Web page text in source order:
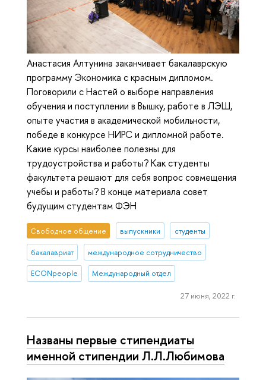
Анастасия Алтунина заканчивает бакалаврскую
программу Экономика с красным дипломом.
Поговорили с Настей о выборе направления
обучения и поступлении в Вышку, работе в ЛЭШ,
опыте участия в академической мобильности,
победе в конкурсе НИРС и дипломной работе.
Какие курсы наиболее полезны для
трудоустройства и работы? Как студенты
факультета решают для себя вопрос совмещения
учебы и работы? В конце материала совет
будущим студентам ФЭН
Свободное общение выпускники студенты
бакалавриат международное сотрудничество
ECONpeople Международный отдел
27 июня, 2022 г.
Названы первые стипендиаты
именной стипендии Л.Л.Любимова